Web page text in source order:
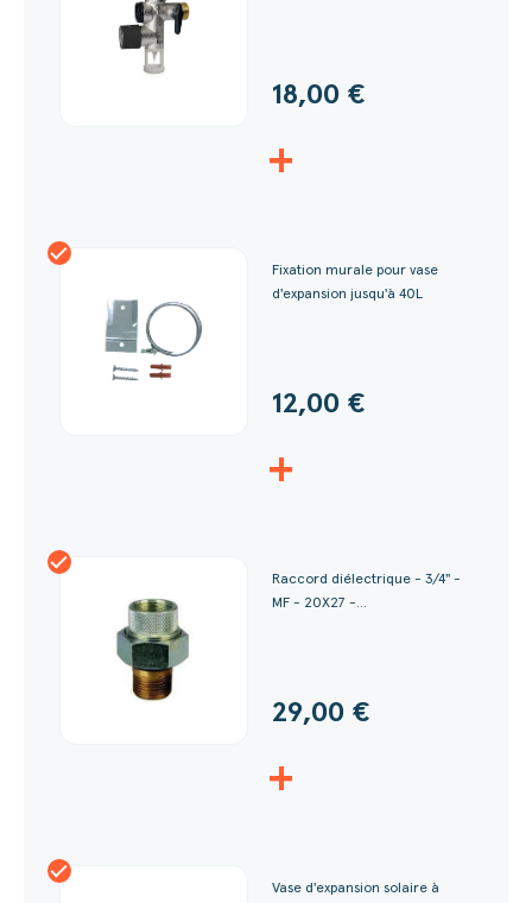
18,00 €
+
Fixation murale pour vase
d'expansion jusqu'à 40L
12,00 €
+
Raccord diélectrique - 3/4'' -
MF - 20X27 -...
29,00 €
+
Vase d'expansion solaire à